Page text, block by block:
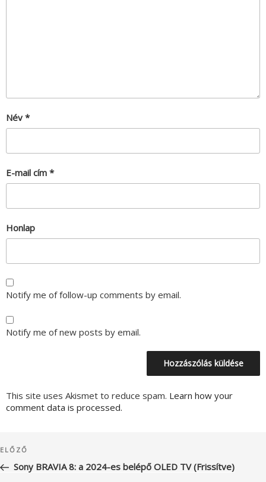
Név *
E-mail cím *
Honlap
Notify me of follow-up comments by email.
Notify me of new posts by email.
This site uses Akismet to reduce spam. Learn how your
comment data is processed.
navigáció
Korábbi
bejegyzés
ELŐZŐ
Sony BRAVIA 8: a 2024-es belépő OLED TV (Frissítve)